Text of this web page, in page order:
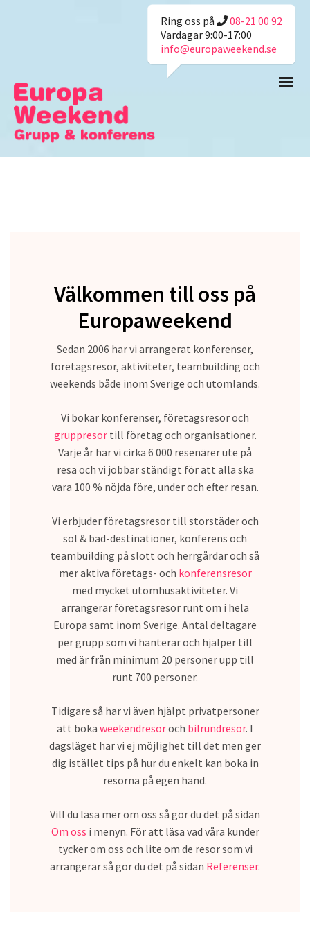
Ring oss på
08-21 00 92
Vardagar 9:00-17:00
info@europaweekend.se
Välkommen till oss på
Europaweekend
Sedan 2006 har vi arrangerat konferenser,
företagsresor, aktiviteter, teambuilding och
weekends både inom Sverige och utomlands.
Vi bokar konferenser, företagsresor och
gruppresortill företag och organisationer.
Varje år har vi cirka 6 000 resenärer ute på
resa och vi jobbar ständigt för att alla ska
vara 100 % nöjda före, under och efter resan.
Vi erbjuder företagsresor till storstäder och
sol & bad-destinationer, konferens och
teambuilding på slott och herrgårdar och så
mer aktiva företags- och konferensresor
med mycket utomhusaktiviteter. Vi
arrangerar företagsresor runt om i hela
Europa samt inom Sverige. Antal deltagare
per grupp som vi hanterar och hjälper till
med är från minimum 20 personer upp till
runt 700 personer.
Tidigare så har vi även hjälpt privatpersoner
att boka weekendresoroch bilrundresor. I
dagsläget har vi ej möjlighet till det men ger
dig istället tips på hur du enkelt kan boka in
resorna på egen hand.
Vill du läsa mer om oss så gör du det på sidan
Om oss i menyn. För att läsa vad våra kunder
tycker om oss och lite om de resor som vi
arrangerar så gör du det på sidan Referenser.